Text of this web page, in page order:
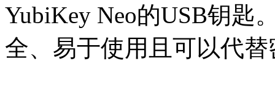
YubiKey Neo的USB钥匙
全、易于使用且可以代